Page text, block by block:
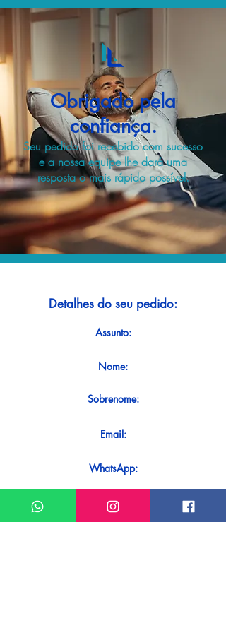
Obrigado pela
confiança.
Seu pedido foi recebido com sucesso
e a nossa equipe lhe dará uma
resposta o mais rápido possível.
Detalhes do seu pedido:
Assunto:
Nome:
Sobrenome:
Email:
WhatsApp:
Mensagem: